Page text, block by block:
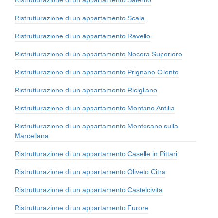
Ristrutturazione di un appartamento Scala
Ristrutturazione di un appartamento Ravello
Ristrutturazione di un appartamento Nocera Superiore
Ristrutturazione di un appartamento Prignano Cilento
Ristrutturazione di un appartamento Ricigliano
Ristrutturazione di un appartamento Montano Antilia
Ristrutturazione di un appartamento Montesano sulla
Marcellana
Ristrutturazione di un appartamento Caselle in Pittari
Ristrutturazione di un appartamento Oliveto Citra
Ristrutturazione di un appartamento Castelcivita
Ristrutturazione di un appartamento Furore